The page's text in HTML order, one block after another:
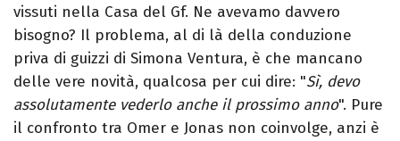
vissuti nella Casa del Gf. Ne avevamo davvero
bisogno? Il problema, al di là della conduzione
priva di guizzi di Simona Ventura, è che mancano
delle vere novità, qualcosa per cui dire: "Sì, devo
assolutamente vederlo anche il prossimo anno". Pure
il confronto tra Omer e Jonas non coinvolge, anzi è